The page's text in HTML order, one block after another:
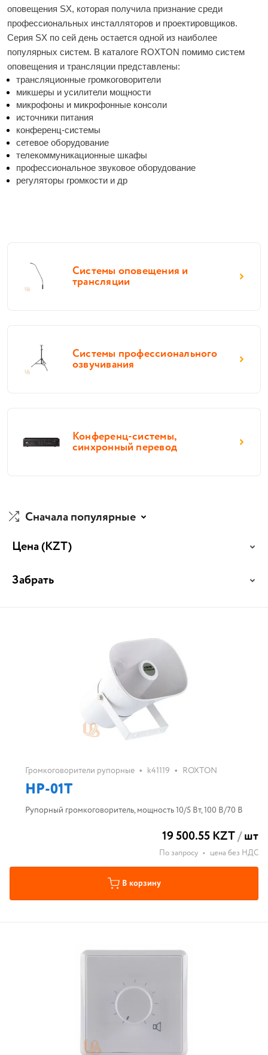
оповещения SX, которая получила признание среди
профессиональных инсталляторов и проектировщиков.
Серия SX по сей день остается одной из наиболее
популярных систем. В каталоге ROXTON помимо систем
оповещения и трансляции представлены:
трансляционные громкоговорители
микшеры и усилители мощности
микрофоны и микрофонные консоли
источники питания
конференц-системы
сетевое оборудование
телекоммуникационные шкафы
профессиональное звуковое оборудование
регуляторы громкости и др
Системы оповещения и
трансляции
Системы профессионального
озвучивания
Конференц-системы,
синхронный перевод
Сначала популярные
Цена(KZT)
Забрать
Громкоговорители рупорные • k41119 • ROXTON
HP-01T
Рупорный громкоговоритель, мощность 10/5 Вт, 100 В/70 В
19 500.55 KZT/шт
По запросу • цена без НДС
В корзину